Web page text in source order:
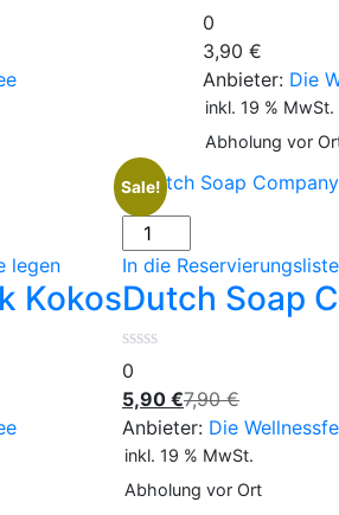
0
3,90 €
Anbieter: Die
inkl. 19 % MwSt.
Abholung vor
legen
Kokos
Sale!
Dutch
Soap
Company
Menge
In die
Dutch Soap
0
5,90 €Aktueller
Preis
ist:
5,90 €.
7,90€
Preis
war:
7,90 €
Anbieter: Die
inkl. 19 % MwSt.
Abholung vor Ort